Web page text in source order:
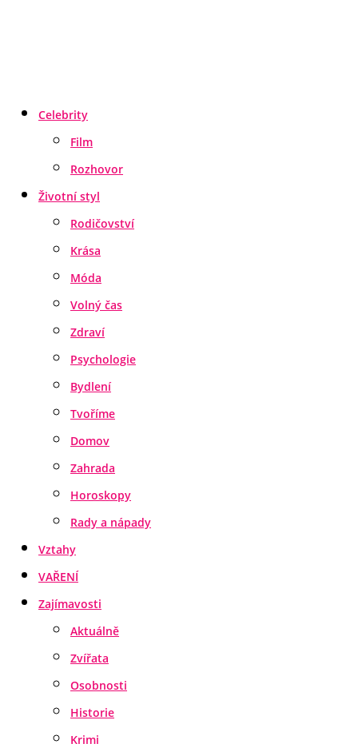
Celebrity
Film
Rozhovor
Životní styl
Rodičovství
Krása
Móda
Volný čas
Zdraví
Psychologie
Bydlení
Tvoříme
Domov
Zahrada
Horoskopy
Rady a nápady
Vztahy
VAŘENÍ
Zajímavosti
Aktuálně
Zvířata
Osobnosti
Historie
Krimi